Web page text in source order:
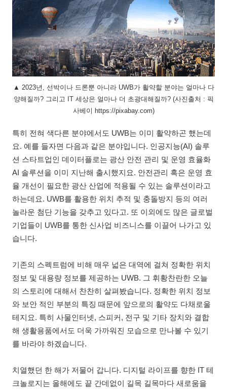
▲ 2023년, 선박이나 드론뿐 아니라 UWB가 활약할 분야는 얼마나 다
양해질까? 그리고 IT 세상은 얼마나 더 초광대해질까? (사진출처 : 픽
사베이 https://pixabay.com)
특히 전혀 색다른 분야에서도 UWB는 이미 활약하곤 했는데
요. 예를 들자면 다음과 같은 분야입니다. 인공지능(AI) 솔루
션 스타트업인 데이터플로는 광산 안전 관리 및 운영 효율화
AI 솔루션을 이미 지난해 출시했지요. 안전관리 혹은 운영 효
율 개선이 필요한 광산 산업에 적용될 수 있는 솔루션이라고
하는데요. UWB를 활용한 위치 추적 및 충돌방지 등의 여러
놀라운 첨단 기능을 갖추고 있다고. 또 이외에도 많은 글로벌
기업들이 UWB를 통한 신사업 비즈니스를 이끌어 나가고 있
습니다.
기존의 스펙트럼에 비해 매우 넓은 대역에 걸쳐 정확한 위치
정보 및 대용량 정보를 제공하는 UWB. 그 휘황찬란한 오늘
의 스토리에 대해서 찬찬히 살펴봤습니다. 정확한 위치 정보
와 보안 적인 부분의 특징 때문에 앞으로의 활약도 다채로울
테지요. 특히 사물인터넷, 스피커, 전구 및 기타 장치와 결합
해 생활용품에서도 더욱 가까워진 모습으로 만나볼 수 있기
를 바라야 하겠습니다.
치열했던 한 해가 저물어 갑니다. 디지털 라이프를 향한 IT 테
크놀로지는 올해에도 끝 간데없이 길목 길목마다 새로움을